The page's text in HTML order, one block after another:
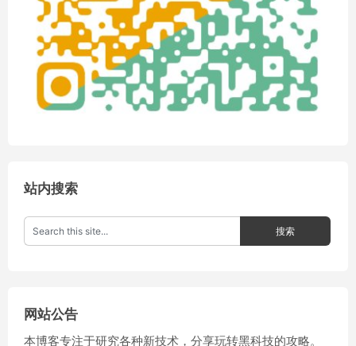
站内搜索
网站公告
本博客专注于研究各种新技术，分享玩转黑科技的攻略。